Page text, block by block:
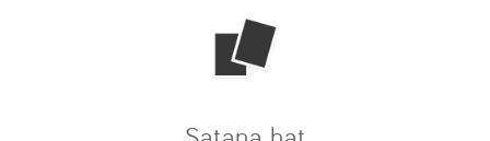
Eintragen
App